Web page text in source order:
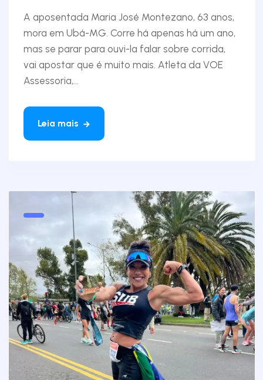
A aposentada Maria José Montezano, 63 anos,
mora em Ubá-MG. Corre há apenas há um ano,
mas se parar para ouvi-la falar sobre corrida,
vai apostar que é muito mais. Atleta da VOE
Assessoria,...
Leia mais